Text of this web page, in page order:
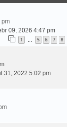
pm
09, 2026 4:47 pm
1 5 6 7 8
31, 2022 5:02 pm